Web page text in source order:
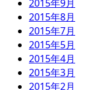
2015年9月
2015年8月
2015年7月
2015年5月
2015年4月
2015年3月
2015年2月